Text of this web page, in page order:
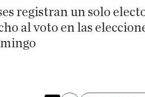
registran un solo
al voto en las